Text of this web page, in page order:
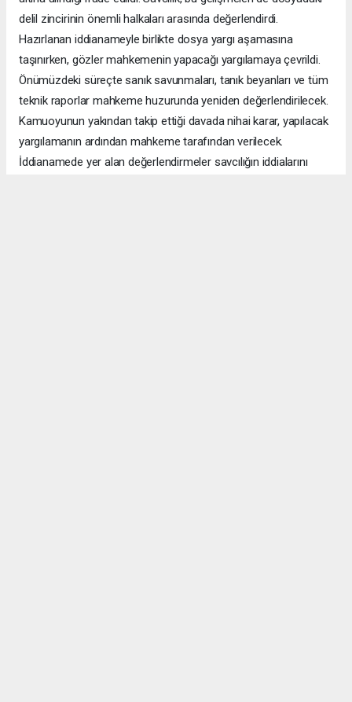
delil zincirinin önemli halkaları arasında değerlendirdi.
Hazırlanan iddianameyle birlikte dosya yargı aşamasına
taşınırken, gözler mahkemenin yapacağı yargılamaya çevrildi.
Önümüzdeki süreçte sanık savunmaları, tanık beyanları ve tüm
teknik raporlar mahkeme huzurunda yeniden değerlendirilecek.
Kamuoyunun yakından takip ettiği davada nihai karar, yapılacak
yargılamanın ardından mahkeme tarafından verilecek.
İddianamede yer alan değerlendirmeler savcılığın iddialarını